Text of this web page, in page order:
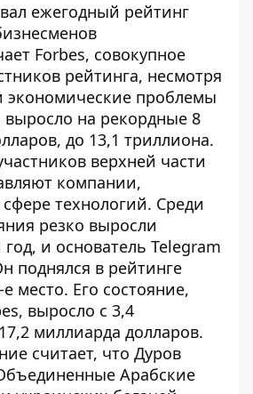
ежегодный рейтинг
Forbes, совокупное
рейтинга, несмотря
проблемы
выросло на рекордные 8
до 13,1 триллиона.
верхней части
компании,
технологий. Среди
резко выросли
и основатель Telegram
поднялся в рейтинге
место. Его состояние,
выросло с 3,4
миллиарда долларов.
считает, что Дуров
Арабские